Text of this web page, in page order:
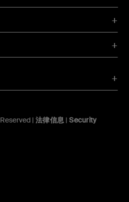
| 法律信息 |Security